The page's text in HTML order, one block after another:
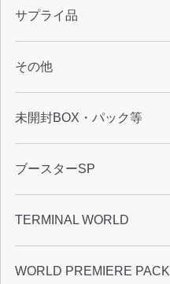
サプライ品
その他
未開封BOX・パック等
ブースターSP
TERMINAL WORLD
WORLD PREMIERE PACK